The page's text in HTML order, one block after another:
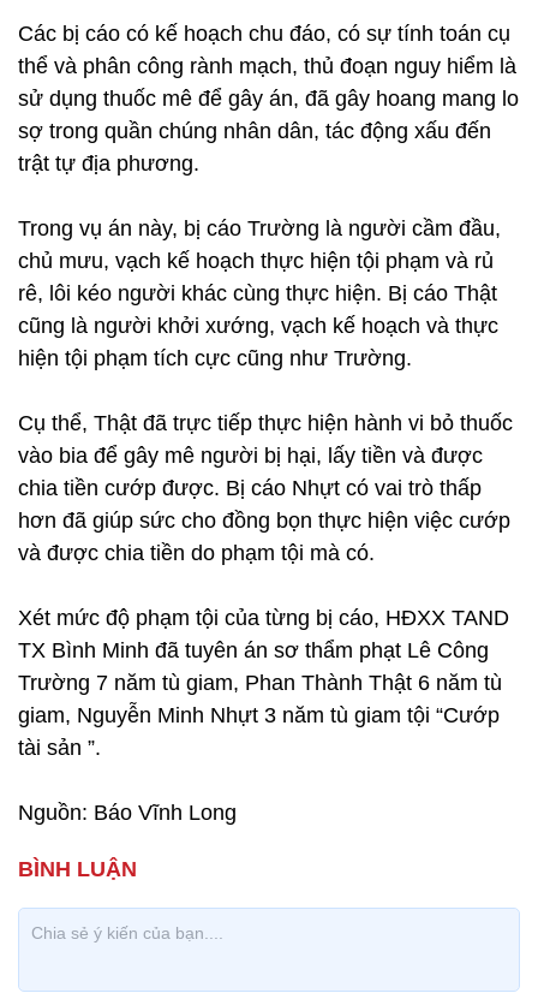
Các bị cáo có kế hoạch chu đáo, có sự tính toán cụ
thể và phân công rành mạch, thủ đoạn nguy hiểm là
sử dụng thuốc mê để gây án, đã gây hoang mang lo
sợ trong quần chúng nhân dân, tác động xấu đến
trật tự địa phương.
Trong vụ án này, bị cáo Trường là người cầm đầu,
chủ mưu, vạch kế hoạch thực hiện tội phạm và rủ
rê, lôi kéo người khác cùng thực hiện. Bị cáo Thật
cũng là người khởi xướng, vạch kế hoạch và thực
hiện tội phạm tích cực cũng như Trường.
Cụ thể, Thật đã trực tiếp thực hiện hành vi bỏ thuốc
vào bia để gây mê người bị hại, lấy tiền và được
chia tiền cướp được. Bị cáo Nhựt có vai trò thấp
hơn đã giúp sức cho đồng bọn thực hiện việc cướp
và được chia tiền do phạm tội mà có.
Xét mức độ phạm tội của từng bị cáo, HĐXX TAND
TX Bình Minh đã tuyên án sơ thẩm phạt Lê Công
Trường 7 năm tù giam, Phan Thành Thật 6 năm tù
giam, Nguyễn Minh Nhựt 3 năm tù giam tội “Cướp
tài sản ”.
Nguồn: Báo Vĩnh Long